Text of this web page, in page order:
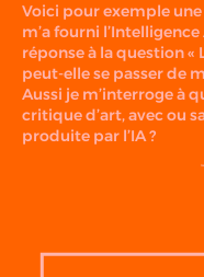
Voici pour exemple
m’a fourni
réponse à la question «
peut-elle se passer de
Aussi je m’interroge à
critique d’art, avec ou
produite par l’IA ?